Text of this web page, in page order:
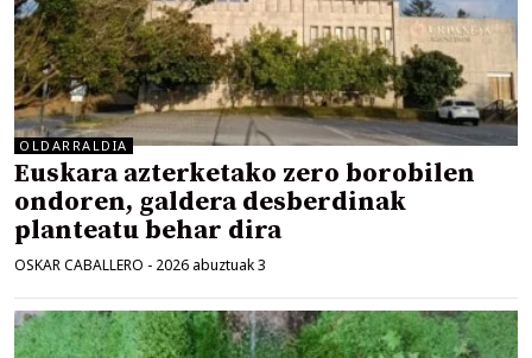
OLDARRALDIA
Euskara azterketako zero borobilen
ondoren, galdera desberdinak
planteatu behar dira
OSKAR CABALLERO - 2026 abuztuak 3